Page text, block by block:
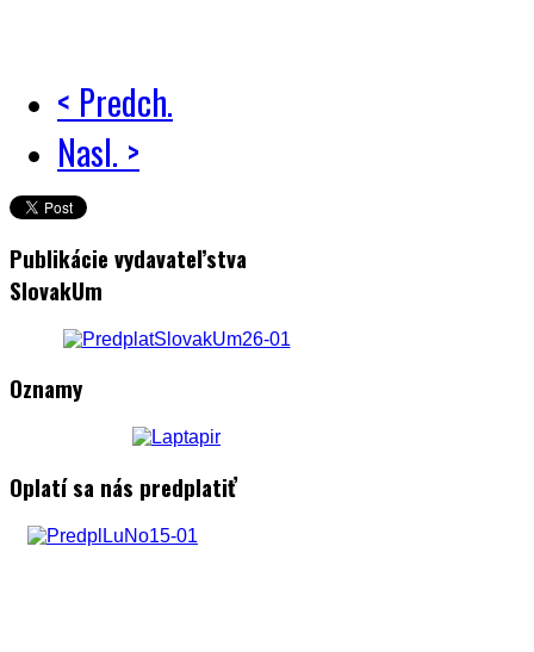
< Predch.
Nasl. >
Publikácie vydavateľstva
SlovakUm
Oznamy
Oplatí sa nás predplatiť